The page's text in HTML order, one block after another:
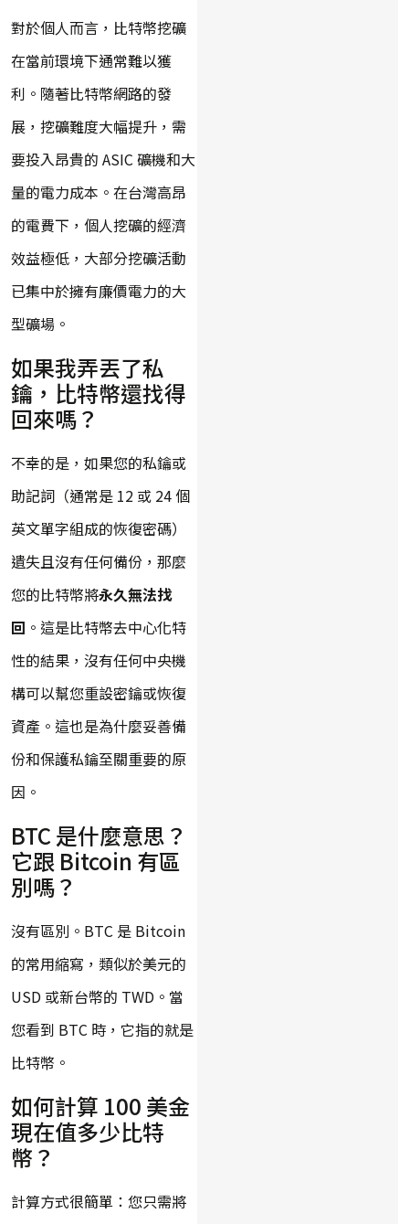
對於個人而言，比特幣挖礦
在當前環境下通常難以獲
利。隨著比特幣網路的發
展，挖礦難度大幅提升，需
要投入昂貴的 ASIC 礦機和大
量的電力成本。在台灣高昂
的電費下，個人挖礦的經濟
效益極低，大部分挖礦活動
已集中於擁有廉價電力的大
型礦場。
如果我弄丟了私
鑰，比特幣還找得
回來嗎？
不幸的是，如果您的私鑰或
助記詞（通常是 12 或 24 個
英文單字組成的恢復密碼）
遺失且沒有任何備份，那麼
您的比特幣將永久無法找
回 。這是比特幣去中心化特
性的結果，沒有任何中央機
構可以幫您重設密鑰或恢復
資產。這也是為什麼妥善備
份和保護私鑰至關重要的原
因。
BTC 是什麼意思？
它跟 Bitcoin 有區
別嗎？
沒有區別。BTC 是 Bitcoin
的常用縮寫，類似於美元的
USD 或新台幣的 TWD。當
您看到 BTC 時，它指的就是
比特幣。
如何計算 100 美金
現在值多少比特
幣？
計算方式很簡單：您只需將